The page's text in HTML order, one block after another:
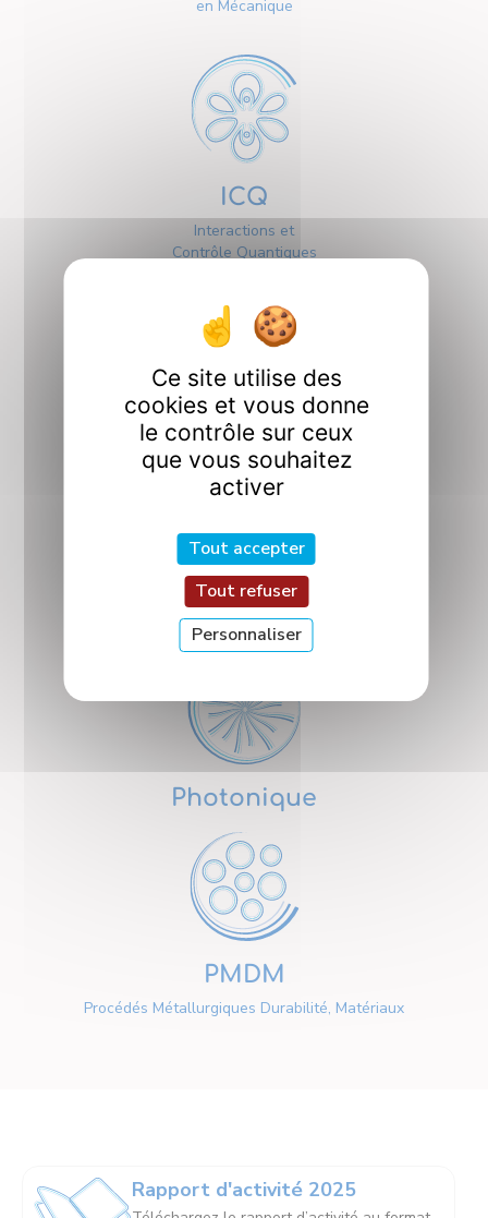
en Mécanique
ICQ
Interactions et
Contrôle Quantiques
Interfaces
Nanosciences
Photonique
PMDM
Procédés Métallurgiques Durabilité, Matériaux
Rapport d'activité 2025
Ce site utilise des
cookies et vous donne
le contrôle sur ceux
que vous souhaitez
activer
Tout accepter
Tout refuser
Personnaliser